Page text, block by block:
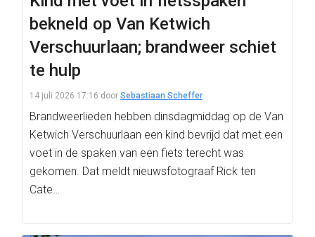
bekneld op Van Ketwich
Verschuurlaan; brandweer schiet
te hulp
14 juli 2026 17:16 door Sebastiaan Scheffer
Brandweerlieden hebben dinsdagmiddag op de Van
Ketwich Verschuurlaan een kind bevrijd dat met een
voet in de spaken van een fiets terecht was
gekomen. Dat meldt nieuwsfotograaf Rick ten
Cate…